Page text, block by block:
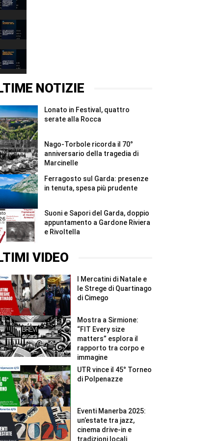
nelle
valli
Garda:
presenze
ma
meno
valore
#Shorts
NOTIZIE
Lonato in Festival, quattro
serate alla Rocca
Nago-Torbole ricorda il 70°
anniversario della tragedia di
Marcinelle
Ferragosto sul Garda: presenze
in tenuta, spesa più prudente
Suoni e Sapori del Garda, doppio
appuntamento a Gardone Riviera
e Rivoltella
VIDEO
I Mercatini di Natale e
le Strege di Quartinago
di Cimego
Mostra a Sirmione:
“FIT Every size
matters” esplora il
rapporto tra corpo e
immagine
UTR vince il 45° Torneo
di Polpenazze
Eventi Manerba 2025:
un’estate tra jazz,
cinema drive-in e
tradizioni locali